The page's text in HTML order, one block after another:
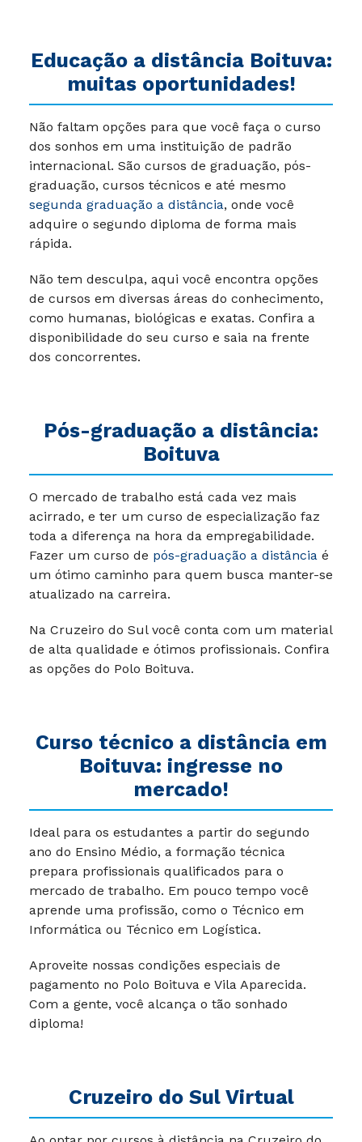
Educação a distância Boituva:
muitas oportunidades!
Não faltam opções para que você faça o curso
dos sonhos em uma instituição de padrão
internacional. São cursos de graduação, pós-
graduação, cursos técnicos e até mesmo
segunda graduação a distância, onde você
adquire o segundo diploma de forma mais
rápida.
Não tem desculpa, aqui você encontra opções
de cursos em diversas áreas do conhecimento,
como humanas, biológicas e exatas. Confira a
disponibilidade do seu curso e saia na frente
dos concorrentes.
Pós-graduação a distância:
Boituva
O mercado de trabalho está cada vez mais
acirrado, e ter um curso de especialização faz
toda a diferença na hora da empregabilidade.
Fazer um curso de pós-graduação a distância é
um ótimo caminho para quem busca manter-se
atualizado na carreira.
Na Cruzeiro do Sul você conta com um material
de alta qualidade e ótimos profissionais. Confira
as opções do Polo Boituva.
Curso técnico a distância em
Boituva: ingresse no
mercado!
Ideal para os estudantes a partir do segundo
ano do Ensino Médio, a formação técnica
prepara profissionais qualificados para o
mercado de trabalho. Em pouco tempo você
aprende uma profissão, como o Técnico em
Informática ou Técnico em Logística.
Aproveite nossas condições especiais de
pagamento no Polo Boituva e Vila Aparecida.
Com a gente, você alcança o tão sonhado
diploma!
Cruzeiro do Sul Virtual